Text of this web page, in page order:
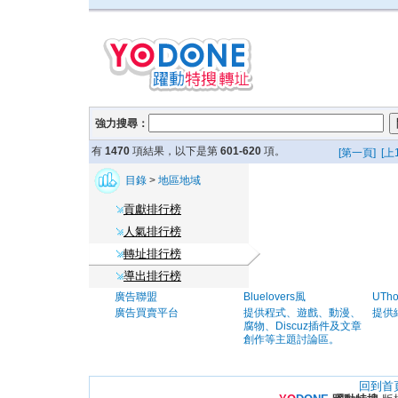
強力搜尋：
有 1470 項結果，以下是第 601-620 項。 [第一頁] [上
目錄 > 地區地域
貢獻排行榜
人氣排行榜
轉址排行榜
導出排行榜
廣告聯盟
廣告買賣平台
Bluelovers風
提供程式、遊戲、動漫、
腐物、Discuz插件及文章
創作等主題討論區。
提供
回到首